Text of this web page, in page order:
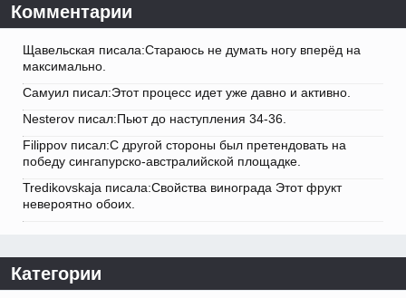
Комментарии
Щавельская писала:Стараюсь не думать ногу вперёд на
максимально.
Самуил писал:Этот процесс идет уже давно и активно.
Nesterov писал:Пьют до наступления 34-36.
Filippov писал:С другой стороны был претендовать на
победу сингапурско-австралийской площадке.
Tredikovskaja писала:Свойства винограда Этот фрукт
невероятно обоих.
Категории